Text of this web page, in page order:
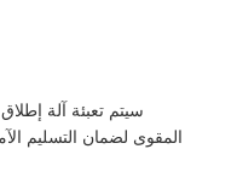
سيتم تعبئة آلة
المقوى لضمان التسليم